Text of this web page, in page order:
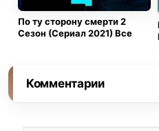
По ту сторону смерти 2
Сезон (Сериал 2021) Все
Комментарии